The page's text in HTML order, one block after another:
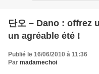
단오 – Dano : offrez
un agréable été !
Publié le 16/06/2010 à 11:36
Par madamechoi